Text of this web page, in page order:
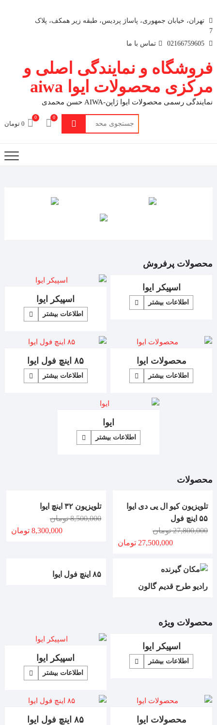
تهران، خیابان جمهوری، پاساژ پردیس، طبقه زیر همکف، پلاک
7
تماس با ما
فروشگاه و نمایندگی اصلی و
مرکزی محصولات ایوا aiwa
نمایندگی رسمی محصولات ایوا ژاپن-AIWA حسن محمدی
جستجو
برای:
0
0 تومان
0
محصولات پرفروش
اسپیکر ایوا
اطلاعات بیشتر اسپیکر ایوا
اطلاعات بیشتر
محصولات ایوا
اطلاعات بیشتر
۸۵ اینچ فول ایوا
اطلاعات بیشتر
ایوا
اطلاعات بیشتر
محصولات
تلویزیون کیو ال یی دی ایوا
۵۵ اینچ فول
27,800,000 تومان
27,500,000 تومان
تلویزیون ۳۲ اینچ ایوا
8,500,000 تومان
8,300,000 تومان
رادیو طرح قدیم گالون
۸۵ اینچ فول ایوا
محصولات ویژه
اسپیکر ایوا
اطلاعات بیشتر اسپیکر ایوا
اطلاعات بیشتر
محصولات ایوا ۸۵ اینچ فول ایوا